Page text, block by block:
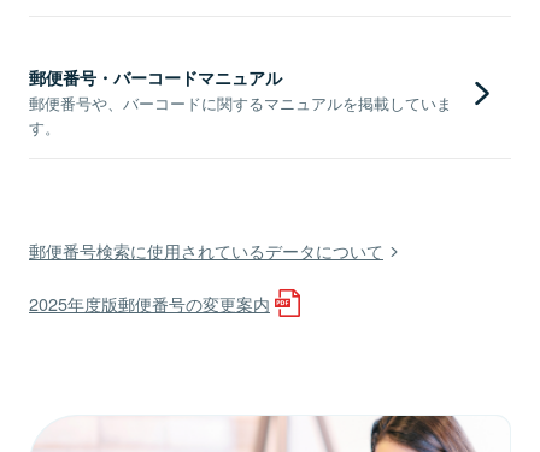
郵便番号・バーコードマニュアル
郵便番号や、バーコードに関するマニュアルを掲載していま
す。
郵便番号検索に使用されているデータについて
2025年度版郵便番号の変更案内